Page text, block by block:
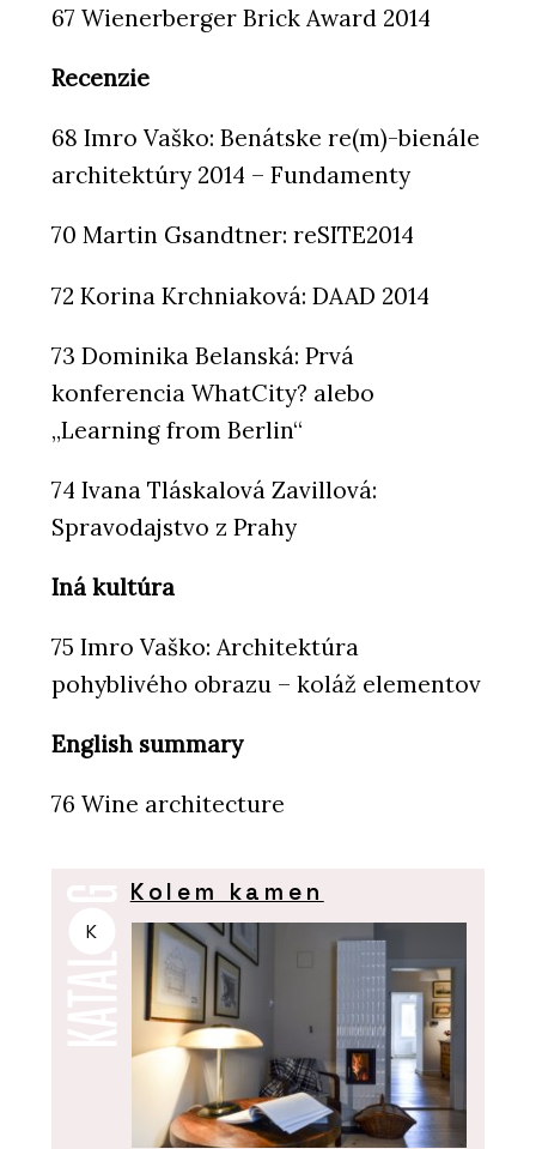
67 Wienerberger Brick Award 2014
Recenzie
68 Imro Vaško: Benátske re(m)-bienále
architektúry 2014 – Fundamenty
70 Martin Gsandtner: reSITE2014
72 Korina Krchniaková: DAAD 2014
73 Dominika Belanská: Prvá
konferencia WhatCity? alebo
„Learning from Berlin“
74 Ivana Tláskalová Zavillová:
Spravodajstvo z Prahy
Iná kultúra
75 Imro Vaško: Architektúra
pohyblivého obrazu – koláž elementov
English summary
76 Wine architecture
K
Kolem kamen